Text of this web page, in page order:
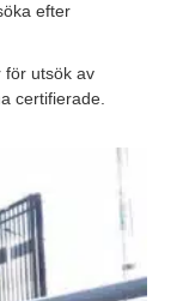
efter
för utsök av
certifierade.